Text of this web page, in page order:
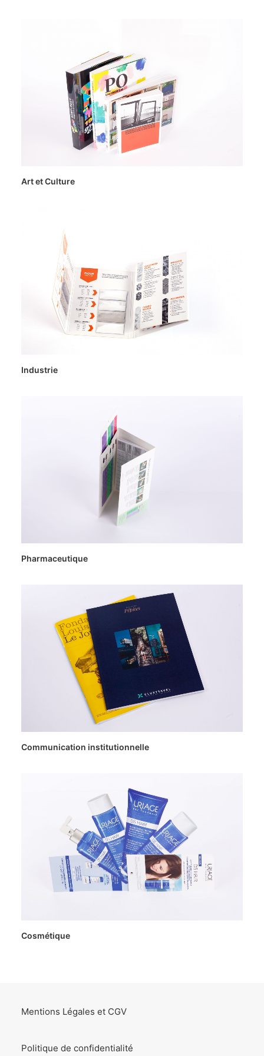
Art et Culture
Industrie
Pharmaceutique
Communication institutionnelle
Cosmétique
Mentions Légales et CGV
Politique de confidentialité